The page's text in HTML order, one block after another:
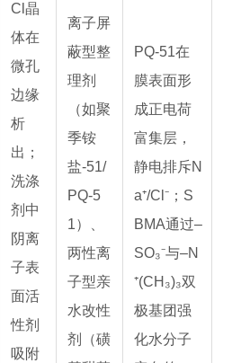
Cl晶
体在
微孔
边缘
析
出；
洗涤
剂中
阴离
子表
面活
性剂
吸附
离子屏
蔽型整
理剂
（如聚
季铵
盐-51/
PQ-5
1）、
两性离
子型亲
水改性
剂（磺
PQ-51在
膜表面形
成正电荷
富集层，
静电排斥N
a⁺/Cl⁻；S
BMA通过–
SO₃⁻与–N
⁺(CH₃)₃双
极基团强
化水分子